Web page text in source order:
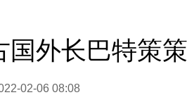
国外长巴特策
02-06 08:08